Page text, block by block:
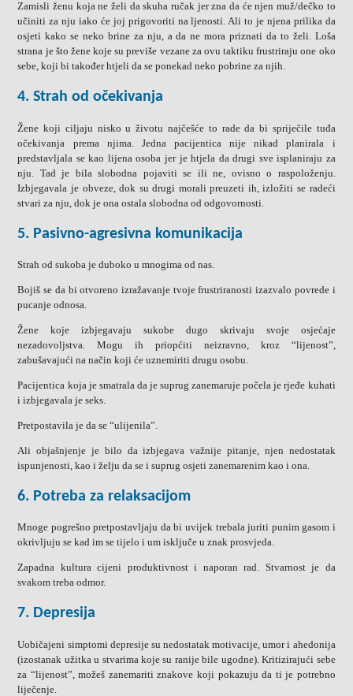
Zamisli ženu koja ne želi da skuha ručak jer zna da će njen muž/dečko to
učiniti za nju iako će joj prigovoriti na ljenosti. Ali to je njena prilika da
osjeti kako se neko brine za nju, a da ne mora priznati da to želi. Loša
strana je što žene koje su previše vezane za ovu taktiku frustriraju one oko
sebe, koji bi također htjeli da se ponekad neko pobrine za njih.
4. Strah od očekivanja
Žene koji ciljaju nisko u životu najčešće to rade da bi spriječile tuđa
očekivanja prema njima. Jedna pacijentica nije nikad planirala i
predstavljala se kao lijena osoba jer je htjela da drugi sve isplaniraju za
nju. Tad je bila slobodna pojaviti se ili ne, ovisno o raspoloženju.
Izbjegavala je obveze, dok su drugi morali preuzeti ih, izložiti se radeći
stvari za nju, dok je ona ostala slobodna od odgovornosti.
5. Pasivno-agresivna komunikacija
Strah od sukoba je duboko u mnogima od nas.
Bojiš se da bi otvoreno izražavanje tvoje frustriranosti izazvalo povrede i
pucanje odnosa.
Žene koje izbjegavaju sukobe dugo skrivaju svoje osjećaje
nezadovoljstva. Mogu ih priopćiti neizravno, kroz “lijenost”,
zabušavajući na način koji će uznemiriti drugu osobu.
Pacijentica koja je smatrala da je suprug zanemaruje počela je rjeđe kuhati
i izbjegavala je seks.
Pretpostavila je da se “ulijenila”.
Ali objašnjenje je bilo da izbjegava važnije pitanje, njen nedostatak
ispunjenosti, kao i želju da se i suprug osjeti zanemarenim kao i ona.
6. Potreba za relaksacijom
Mnoge pogrešno pretpostavljaju da bi uvijek trebala juriti punim gasom i
okrivljuju se kad im se tijelo i um isključe u znak prosvjeda.
Zapadna kultura cijeni produktivnost i naporan rad. Stvarnost je da
svakom treba odmor.
7. Depresija
Uobičajeni simptomi depresije su nedostatak motivacije, umor i ahedonija
(izostanak užitka u stvarima koje su ranije bile ugodne). Kritizirajući sebe
za “lijenost”, možeš zanemariti znakove koji pokazuju da ti je potrebno
liječenje.